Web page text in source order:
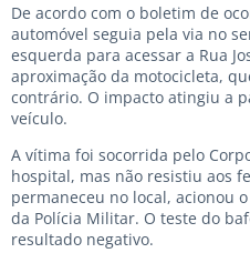
De acordo com o boletim de
automóvel seguia pela via no
esquerda para acessar a Rua
aproximação da motocicleta,
contrário. O impacto atingiu a
veículo.
A vítima foi socorrida pelo
hospital, mas não resistiu aos
permaneceu no local, acionou
da Polícia Militar. O teste do
resultado negativo.